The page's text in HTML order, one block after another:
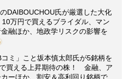
DAIBOUCHOU氏が厳選した大化
万円で買えるブライダル、マン
融ほか、地政学リスクの影響を
コミ」こと坂本慎太郎氏が5銘柄を
買える上昇期待の株！ 金融、ア
ーほか、割安＆高利回り銘柄で